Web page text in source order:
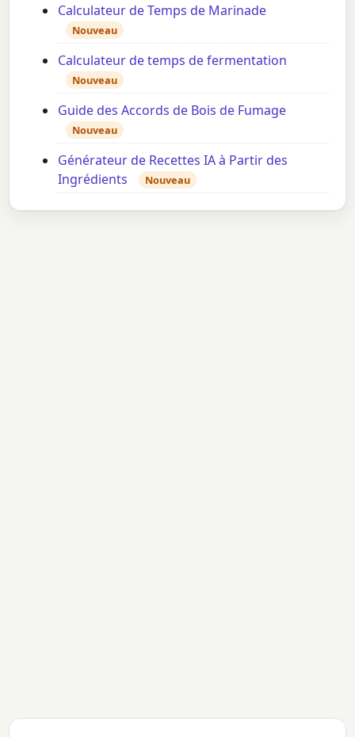
Calculateur de Temps de Marinade
Nouveau
Calculateur de temps de fermentation
Nouveau
Guide des Accords de Bois de Fumage
Nouveau
Générateur de Recettes IA à Partir des
Ingrédients
Nouveau